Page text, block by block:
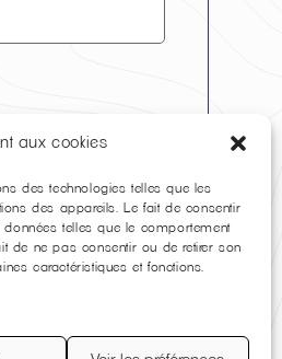
aux cookies
des technologies telles que les
des appareils. Le fait de consentir
telles que le comportement
de ne pas consentir ou de retirer son
caractéristiques et fonctions.